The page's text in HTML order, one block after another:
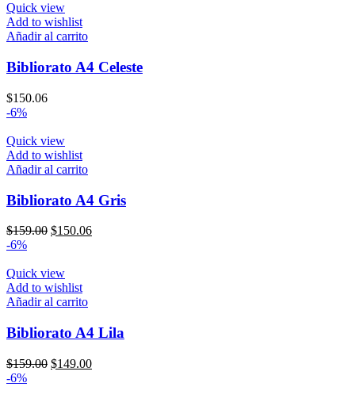
Quick view
Add to wishlist
Añadir al carrito
Bibliorato A4 Celeste
$150.06
-6%
Quick view
Add to wishlist
Añadir al carrito
Bibliorato A4 Gris
$159.00 El
era:
$159.00.
$150.06El
-6%
Quick view
Add to wishlist
Añadir al carrito
Bibliorato A4 Lila
$159.00 El
$149.00El
-6%